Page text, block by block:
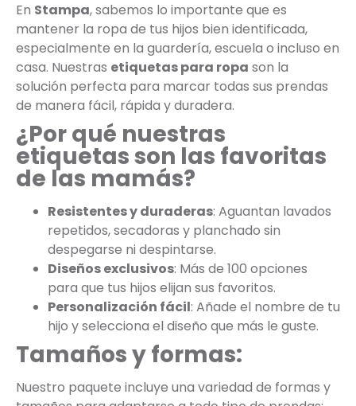
En Stampa, sabemos lo importante que es
mantener la ropa de tus hijos bien identificada,
especialmente en la guardería, escuela o incluso en
casa. Nuestras etiquetas para ropa son la
solución perfecta para marcar todas sus prendas
de manera fácil, rápida y duradera.
¿Por qué nuestras
etiquetas son las favoritas
de las mamás?
Resistentes y duraderas: Aguantan lavados
repetidos, secadoras y planchado sin
despegarse ni despintarse.
Diseños exclusivos: Más de 100 opciones
para que tus hijos elijan sus favoritos.
Personalización fácil: Añade el nombre de tu
hijo y selecciona el diseño que más le guste.
Tamaños y formas:
Nuestro paquete incluye una variedad de formas y